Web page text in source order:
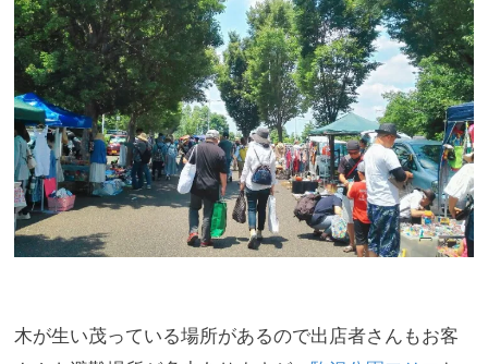
木が生い茂っている場所があるので出店者さんもお客